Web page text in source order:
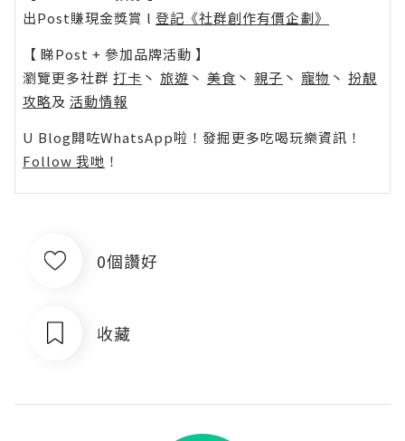
出Post賺現金獎賞 l 登記《社群創作有價企劃》
【 睇Post + 參加品牌活動 】
瀏覽更多社群 打卡 丶 旅遊 丶 美食 丶 親子 丶 寵物 丶 扮靚
攻略及 活動情報
U Blog開咗WhatsApp啦！發掘更多吃喝玩樂資訊！
Follow 我哋 ！
0個讚好
收藏